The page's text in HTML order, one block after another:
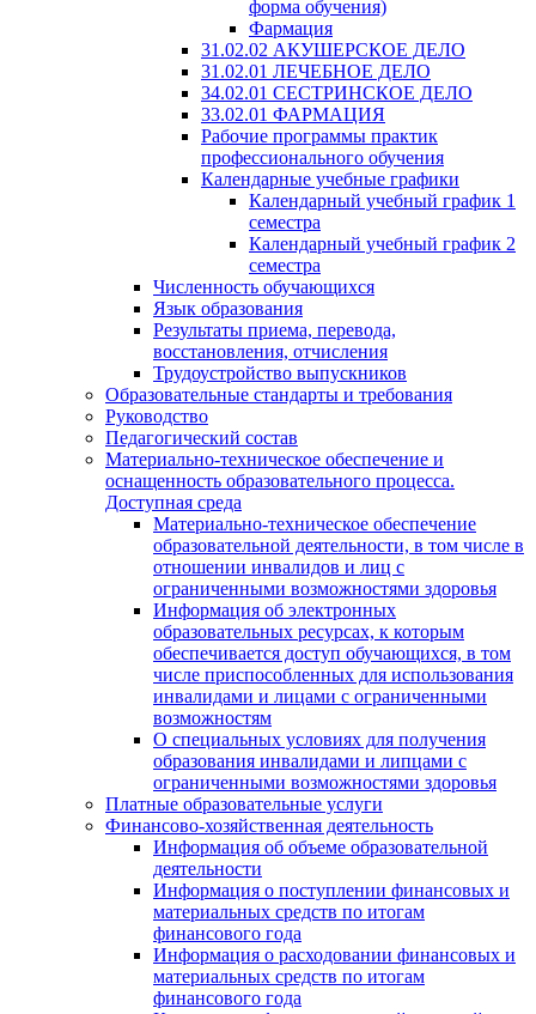
форма обучения)
Фармация
31.02.02 АКУШЕРСКОЕ ДЕЛО
31.02.01 ЛЕЧЕБНОЕ ДЕЛО
34.02.01 СЕСТРИНСКОЕ ДЕЛО
33.02.01 ФАРМАЦИЯ
Рабочие программы практик
профессионального обучения
Календарные учебные графики
Календарный учебный график 1
семестра
Календарный учебный график 2
семестра
Численность обучающихся
Язык образования
Результаты приема, перевода,
восстановления, отчисления
Трудоустройство выпускников
Образовательные стандарты и требования
Руководство
Педагогический состав
Материально-техническое обеспечение и
оснащенность образовательного процесса.
Доступная среда
Материально-техническое обеспечение
образовательной деятельности, в том числе в
отношении инвалидов и лиц с
ограниченными возможностями здоровья
Информация об электронных
образовательных ресурсах, к которым
обеспечивается доступ обучающихся, в том
числе приспособленных для использования
инвалидами и лицами с ограниченными
возможностям
О специальных условиях для получения
образования инвалидами и липцами с
ограниченными возможностями здоровья
Платные образовательные услуги
Финансово-хозяйственная деятельность
Информация об объеме образовательной
деятельности
Информация о поступлении финансовых и
материальных средств по итогам
финансового года
Информация о расходовании финансовых и
материальных средств по итогам
финансового года